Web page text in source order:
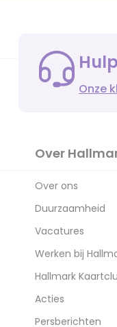
Onze
Over
Over ons
Duurzaamheid
Vacatures
Werken bij
Hallmark
Acties
Persberichten